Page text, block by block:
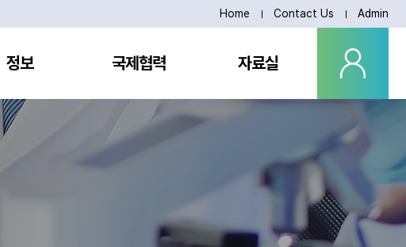
정보 국제협력 자료실
Home Contact Us Admin